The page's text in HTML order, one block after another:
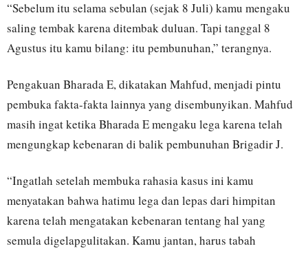
“Sebelum itu selama sebulan (sejak 8 Juli) kamu mengaku
saling tembak karena ditembak duluan. Tapi tanggal 8
Agustus itu kamu bilang: itu pembunuhan,” terangnya.
Pengakuan Bharada E, dikatakan Mahfud, menjadi pintu
pembuka fakta-fakta lainnya yang disembunyikan. Mahfud
masih ingat ketika Bharada E mengaku lega karena telah
mengungkap kebenaran di balik pembunuhan Brigadir J.
“Ingatlah setelah membuka rahasia kasus ini kamu
menyatakan bahwa hatimu lega dan lepas dari himpitan
karena telah mengatakan kebenaran tentang hal yang
semula digelapgulitakan. Kamu jantan, harus tabah